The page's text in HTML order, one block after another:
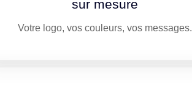
sur mesure
Votre logo, vos couleurs, vos messages.